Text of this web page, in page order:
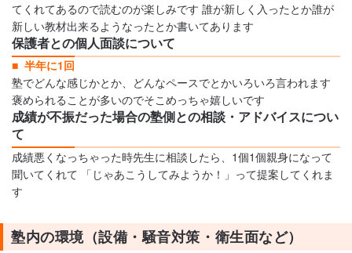
てくれてあるので読むのが楽しみです 誰が新しく入ったとか誰が
新しい教材出来るようなったとか書いてあります
保護者との個人面談について
半年に1回
塾でどんな感じかとか、どんなペースでとかいろいろ言われます
褒められることが多いのでそこめっちゃ嬉しいです
成績が不振だった場合の塾側との相談・アドバイスについ
て
成績悪くなっちゃった時先生に相談したら、1個1個親身になって
聞いてくれて 「じゃあこうしてみようか！」って提案してくれま
す
塾内の環境（設備・騒音対策・衛生面など）